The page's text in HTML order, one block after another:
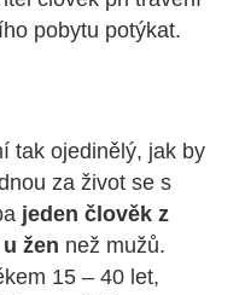
pobytu potýkat.
tak ojedinělý, jak by
za život se s
jeden člověk z
žen než mužů.
15 – 40 let,